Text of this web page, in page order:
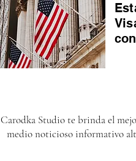
Carodka Studio te brinda el
medio noticioso informativo